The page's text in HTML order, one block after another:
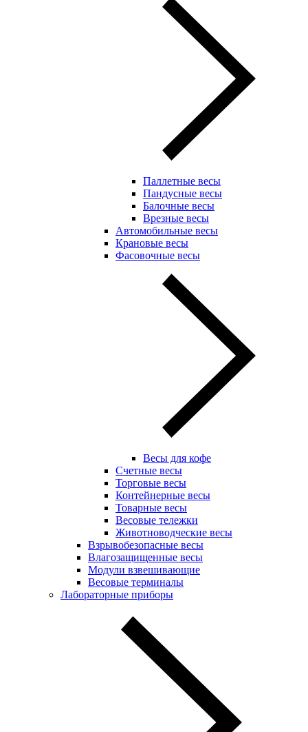
Паллетные весы
Пандусные весы
Балочные весы
Врезные весы
Автомобильные весы
Крановые весы
Фасовочные весы
Весы для кофе
Счетные весы
Торговые весы
Контейнерные весы
Товарные весы
Весовые тележки
Животноводческие весы
Взрывобезопасные весы
Влагозащищенные весы
Модули взвешивающие
Весовые терминалы
Лабораторные приборы